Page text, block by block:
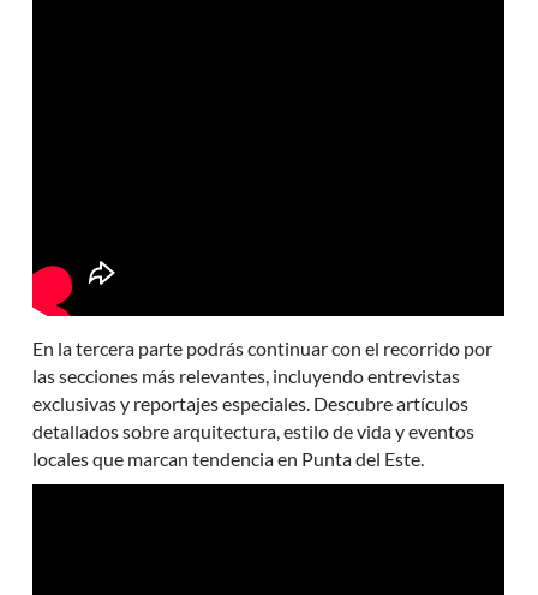
En la tercera parte podrás continuar con el recorrido por
las secciones más relevantes, incluyendo entrevistas
exclusivas y reportajes especiales. Descubre artículos
detallados sobre arquitectura, estilo de vida y eventos
locales que marcan tendencia en Punta del Este.